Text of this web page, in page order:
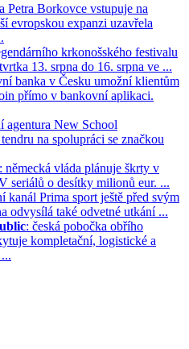
Petra Borkovce vstupuje na
evropskou expanzi uzavřela
krkonošského festivalu
13. srpna do 16. srpna ve ...
banka v Česku umožní klientům
přímo v bankovní aplikaci.
agentura New School
na spolupráci se značkou
: německá vláda plánuje škrty v
seriálů o desítky milionů eur. ...
kanál Prima sport ještě před svým
odvysílá také odvetné utkání ...
: česká pobočka obřího
kompletační, logistické a